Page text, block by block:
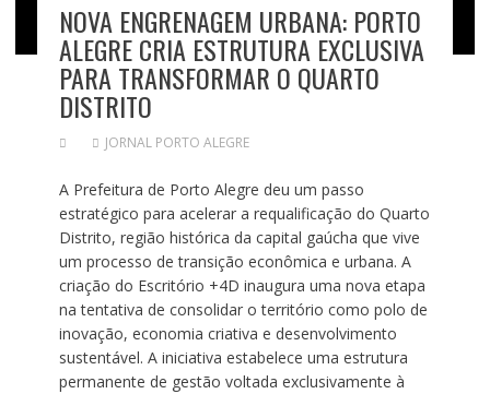
NOVA ENGRENAGEM URBANA: PORTO
ALEGRE CRIA ESTRUTURA EXCLUSIVA
PARA TRANSFORMAR O QUARTO
DISTRITO
JORNAL PORTO ALEGRE
A Prefeitura de Porto Alegre deu um passo
estratégico para acelerar a requalificação do Quarto
Distrito, região histórica da capital gaúcha que vive
um processo de transição econômica e urbana. A
criação do Escritório +4D inaugura uma nova etapa
na tentativa de consolidar o território como polo de
inovação, economia criativa e desenvolvimento
sustentável. A iniciativa estabelece uma estrutura
permanente de gestão voltada exclusivamente à